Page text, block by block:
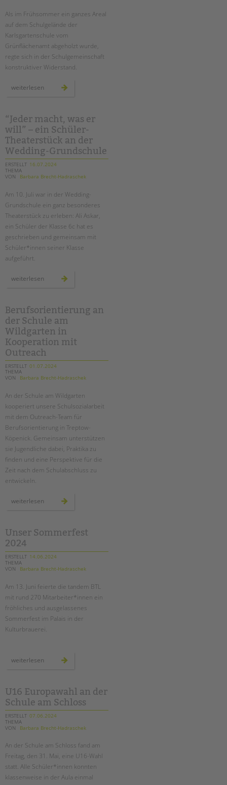
Als im Frühsommer ein ganzes Areal
auf dem Schulgelände der
Karlsgartenschule vom
Grünflächenamt abgeholzt wurde,
regte sich in der Schulgemeinschaft
konstruktiver Widerstand.
weiterlesen
unterschriftensammlung
für
mehr
grün
auf
dem
schulhof
“Jeder macht, was er
will” – ein Schüler-
Theaterstück an der
Wedding-Grundschule
ERSTELLT 16.07.2024
THEMA
VON
Barbara Brecht-Hadraschek
Am 10. Juli war in der Wedding-
Grundschule ein ganz besonderes
Theaterstück zu erleben: Ali Askar,
ein Schüler der Klasse 6c hat es
geschrieben und gemeinsam mit
Schüler*innen seiner Klasse
aufgeführt.
weiterlesen
–
ein
schüler-
theaterstück
an
der
wedding-
grundschule
Berufsorientierung an
der Schule am
Wildgarten in
Kooperation mit
Outreach
ERSTELLT 01.07.2024
THEMA
VON
Barbara Brecht-Hadraschek
An der Schule am Wildgarten
kooperiert unsere Schulsozialarbeit
mit dem Outreach-Team für
Berufsorientierung in Treptow-
Köpenick. Gemeinsam unterstützen
sie Jugendliche dabei, Praktika zu
finden und eine Perspektive für die
Zeit nach dem Schulabschluss zu
entwickeln.
weiterlesen berufsorientierung
wildgarten
in
outreach
Unser Sommerfest
2024
ERSTELLT 14.06.2024
THEMA
VON
Barbara Brecht-Hadraschek
Am 13. Juni feierte die tandem BTL
mit rund 270 Mitarbeiter*innen ein
fröhliches und ausgelassenes
Sommerfest im Palais in der
Kulturbrauerei.
weiterlesen
sommerfest
U16 Europawahl an der
Schule am Schloss
ERSTELLT 07.06.2024
THEMA
VON
Barbara Brecht-Hadraschek
An der Schule am Schloss fand am
Freitag, den 31. Mai, eine U16-Wahl
statt. Alle Schüler*innen konnten
klassenweise in der Aula einmal